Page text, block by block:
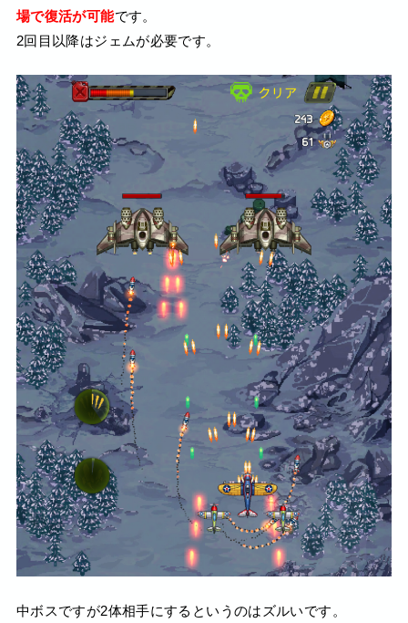
場で復活が可能です。
2回目以降はジェムが必要です。
中ボスですが2体相手にするというのはズルいです。